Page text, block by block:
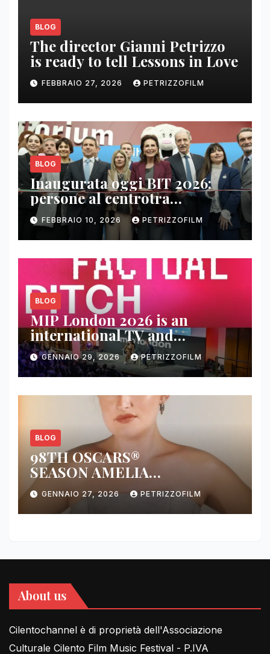
BLOG
The director Gianni Petrizzo
is ready to tell Lessons in Love
FEBBRAIO 27, 2026 PETRIZZOFILM
BLOG
Inaugurata oggi BIT 2026:
persone al centrotra
contenuti, relazioni e business
FEBBRAIO 10, 2026 PETRIZZOFILM
BLOG
MIP London 2026 is an
international TV and
streaming content market
GENNAIO 29, 2026 PETRIZZOFILM
BLOG
98TH OSCARS®
SEASON AMELIA
DIMOLDENBERG RETURNS
FOR THIRD YEAR
GENNAIO 27, 2026 PETRIZZOFILM
About us
Cilentochannel è di proprietà dell'Associazione
Culturale Cilento Film Music Festival - P.IVA